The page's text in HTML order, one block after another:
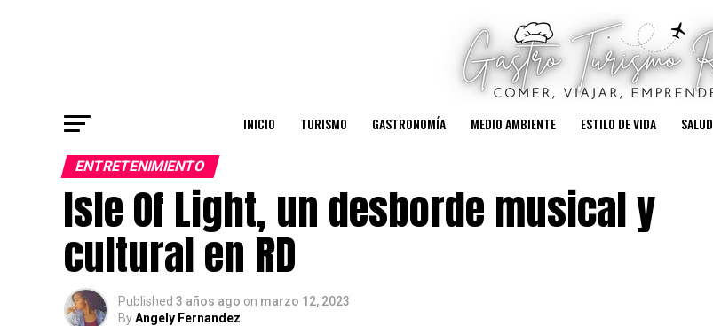
INICIO TURISMO GASTRONOMÍA MEDIO AMBIENTE ESTILO DE VIDA SALUD
ENTRETENIMIENTO
Isle Of Light, un desborde musical y
cultural en RD
Published 3 años ago on marzo 12, 2023
ByAngely Fernandez